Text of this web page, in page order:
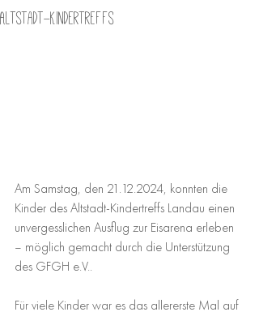
Altstadt-Kindertreffs
Am Samstag, den 21.12.2024, konnten die
Kinder des Altstadt-Kindertreffs Landau einen
unvergesslichen Ausflug zur Eisarena erleben
– möglich gemacht durch die Unterstützung
des GFGH e.V..
Für viele Kinder war es das allererste Mal auf